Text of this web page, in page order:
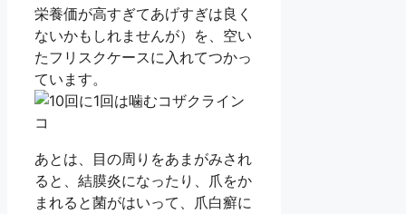
栄養価が高すぎてあげすぎは良く
ないかもしれませんが）を、空い
たフリスクケースに入れてつかっ
ています。
あとは、目の周りをあまがみされ
ると、結膜炎になったり、爪をか
まれると菌がはいって、爪白癬に